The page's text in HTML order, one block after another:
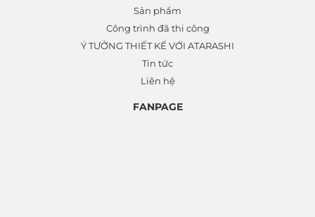
Sản phẩm
Công trình đã thi công
Ý TƯỞNG THIẾT KẾ VỚI ATARASHI
Tin tức
Liên hệ
FANPAGE